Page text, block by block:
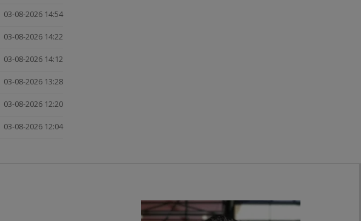
03-08-2026 14:54
03-08-2026 14:22
03-08-2026 14:12
03-08-2026 13:28
03-08-2026 12:20
03-08-2026 12:04